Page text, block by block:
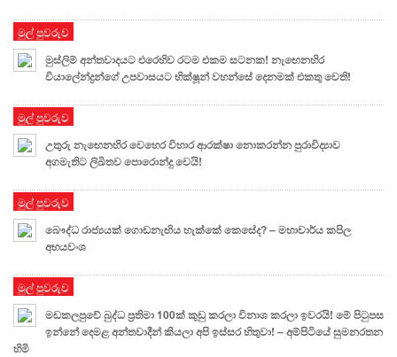
මුල් පුවරුව
මුස්ලිම් අන්තවාදයට එරෙහිව රටම එකම සටනක! නැඟෙනහිර
වියාලේන්ද්‍රන්ගේ උපවාසයට භික්ෂූන් වහන්සේ දෙනමක් එකතු වෙති!
මුල් පුවරුව
උතුරු නැඟෙනහිර වෙහෙර විහාර ආරක්ෂා නොකරන්න පුරාවිද්‍යාව
අගමැතිට ලිඛිතව පොරොන්දු වෙයි!
මුල් පුවරුව
බෞද්ධ රාජ්‍යයක් ගොඩනැඟිය හැක්කේ කෙසේද? – මහාචාර්ය කපිල
අභයවංශ
මුල් පුවරුව
මඩකලපුවේ බුද්ධ ප්‍රතිමා 100ක් කුඩු කරලා විනාශ කරලා ඉවරයි! මේ පිටුපස
ඉන්නේ දෙමළ අන්තවාදීන් කියලා අපි ඉස්සර හිතුවා! – අම්පිටියේ සුමනරතන
හිමි